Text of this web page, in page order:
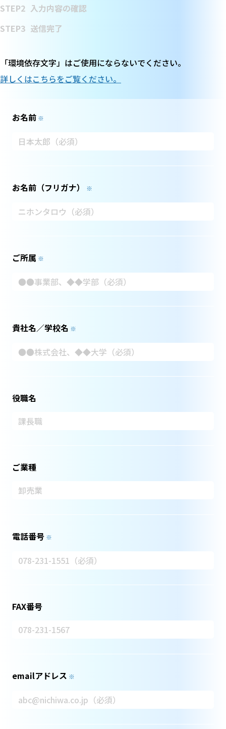
STEP2 入力内容の確認
STEP3 送信完了
「環境依存文字」はご使用にならないでください。
詳しくはこちらをご覧ください。
お名前 ※
お名前（フリガナ） ※
ご所属 ※
貴社名／学校名 ※
役職名
ご業種
電話番号 ※
FAX番号
emailアドレス ※